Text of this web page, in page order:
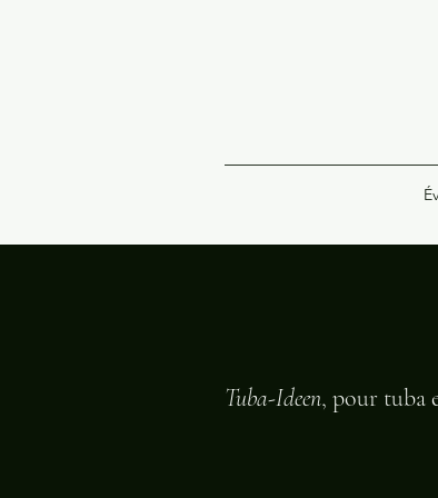
Tuba-Ideen, pour tuba